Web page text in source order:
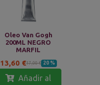
Oleo Van Gogh
200ML NEGRO
MARFIL
13,60 €17,00 € 20 %
Añadir al